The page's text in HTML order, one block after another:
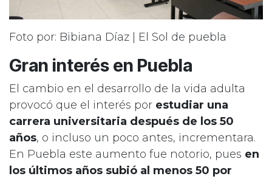
Foto por: Bibiana Díaz | El Sol de puebla
Gran interés en Puebla
El cambio en el desarrollo de la vida adulta
provocó que el interés por estudiar una
carrera universitaria después de los 50
años, o incluso un poco antes, incrementara.
En Puebla este aumento fue notorio, pues en
los últimos años subió al menos 50 por